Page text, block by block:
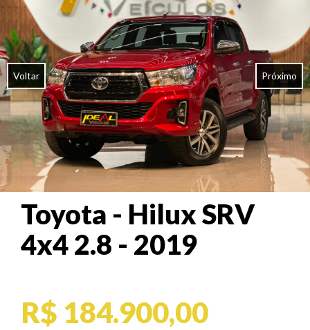
Voltar Próximo
Toyota - Hilux SRV
4x4 2.8 - 2019
R$ 184.900,00